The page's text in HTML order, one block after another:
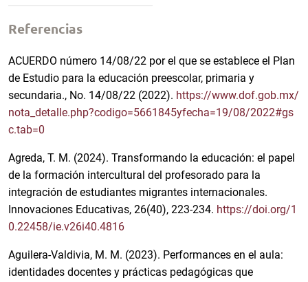
Referencias
ACUERDO número 14/08/22 por el que se establece el Plan
de Estudio para la educación preescolar, primaria y
secundaria., No. 14/08/22 (2022). https://www.dof.gob.mx/
nota_detalle.php?codigo=5661845yfecha=19/08/2022#gs
c.tab=0
Agreda, T. M. (2024). Transformando la educación: el papel
de la formación intercultural del profesorado para la
integración de estudiantes migrantes internacionales.
Innovaciones Educativas, 26(40), 223-234. https://doi.org/1
0.22458/ie.v26i40.4816
Aguilera-Valdivia, M. M. (2023). Performances en el aula:
identidades docentes y prácticas pedagógicas que